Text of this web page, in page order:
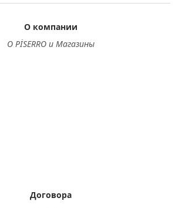
О компании
О PİSERRO и Магазины
Договора